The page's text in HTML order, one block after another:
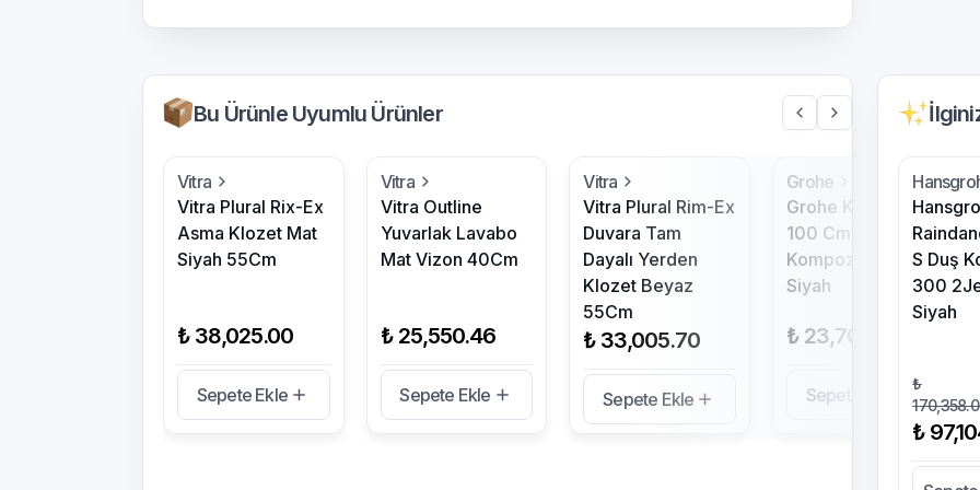
Bu Ürünle Uyumlu Ürünler
Vitra
Vitra Plural Rix-Ex
Asma Klozet Mat
Siyah 55Cm
₺ 38,025.00
Sepete Ekle
Vitra
Vitra Outline
Yuvarlak Lavabo
Mat Vizon 40Cm
₺ 25,550.46
Sepete Ekle
Vitra
Vitra Plural Rim-Ex
Duvara Tam
Dayalı Yerden
Klozet Beyaz
55Cm
₺ 33,005.70
Sepete Ekle
Grohe
Grohe K400 60-C
100 Cm Quartz
Kompozit Eviye
Siyah
₺ 23,709.73
Sepete Ekle
S Duş
300
Siyah
₺
₺